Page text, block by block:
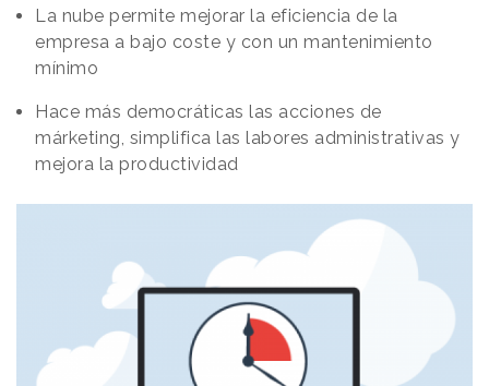
La nube permite mejorar la eficiencia de la
empresa a bajo coste y con un mantenimiento
mínimo
Hace más democráticas las acciones de
márketing, simplifica las labores administrativas y
mejora la productividad